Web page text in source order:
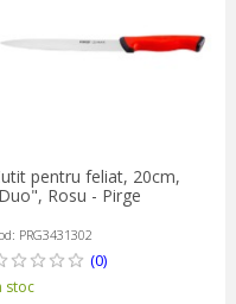
pentru feliat, 20cm,
Rosu - Pirge
PRG3431302
(0)
stoc